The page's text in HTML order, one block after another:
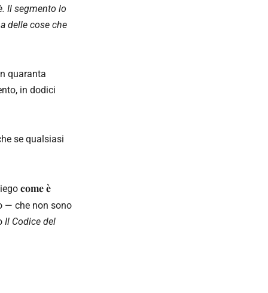
Il segmento lo
delle cose che
quaranta
in dodici
se qualsiasi
come è
— che non sono
Il Codice del